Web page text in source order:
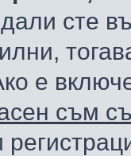
сте
е
съм